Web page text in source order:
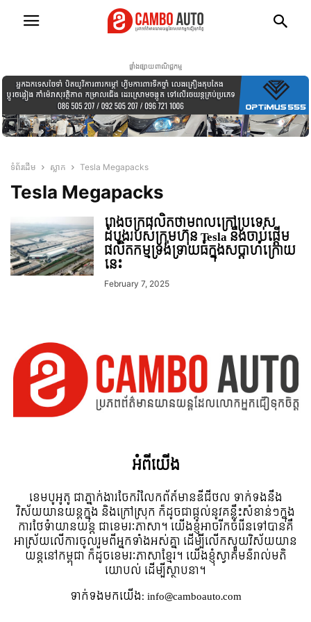
ផ្ទាំងផ្សាយពាណិជ្ជកម្ម
ទំព័រដើម ស្លាក Tesla Megapacks
Tesla Megapacks
រោងចក្រផលិតថាមពលក្រៅប្រទេស
ដំបូងរបស់ក្រុមហ៊ុន Tesla នឹងចាប់ផ្តើម
ផលិតកម្មទ្រង់ទ្រាយធំក្នុងសប្តាហ៍ក្រោយ
នេះ
February 7, 2025
អំពី​យើង
ខេមបូអូតូ ជាភ្នាក់ងារចែករំលែកព័ត៍មានឌីជីថល ទាក់ទងនឹង
វិស័យយានយន្តក្នុង និងក្រៅស្រុក ក៏ដូចជាផ្តល់នូវគន្លឹះសំខាន់ៗក្នុង
ការថែទំាយានយន្ត ជាខេមរៈភាសា។ យើងខ្ញុំអាចរីកចំរើនទៅបានគឺ
អាស្រ័យលើការចូលរួមពីអ្នកទាំងអស់គ្នា ដើម្បីលើកស្ទួយវិស័យយាន
យន្តនៅកម្ពុជា ក៏ដូចខេមរៈភាសាខ្មែរ។ យើងខ្ញុំស្វាគមន៌រាល់មតិ
យោបល់ ដើម្បីស្ថាបនា។
ទាក់ទង​មក​យើង:info@camboauto.com